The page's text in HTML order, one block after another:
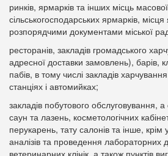
ринків, ярмарків та інших місць масової
сільськогосподарських ярмарків, місця
розпорядчими документами міської
ресторанів, закладів громадського
адресної доставки замовлень), барів,
пабів, в тому числі закладів
станціях і автомийках;
закладів побутового обслуговування,
саун та лазень, косметологічних
перукарень, тату салонів та інше, крім
аналізів та проведення лабораторних
ветеринарних клінік, а також пунктів